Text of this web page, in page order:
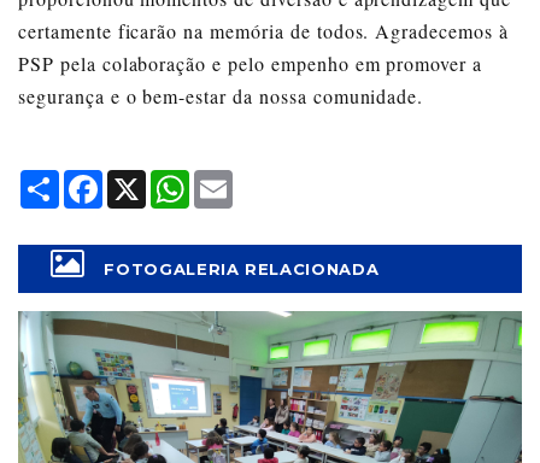
certamente ficarão na memória de todos. Agradecemos à
PSP pela colaboração e pelo empenho em promover a
segurança e o bem-estar da nossa comunidade.
Share Facebook
X WhatsApp
FOTOGALERIA RELACIONADA